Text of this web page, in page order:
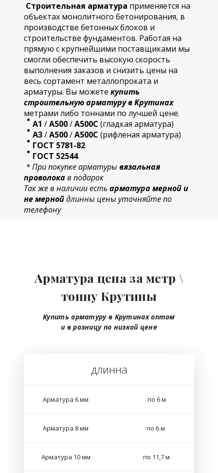
Строительная арматура применяется на
объектах монолитного бетонирования, в
производстве бетонных блоков и
строительстве фундаментов. Работая на
прямую с крупнейшими поставщиками мы
смогли обеспечить высокую скорость
выполнения заказов и снизить цены на
весь сортамент металлопроката и
арматуры. Вы можете купить
строительнуюарматуру в Крутинах
метрами либо тоннами по лучшей цене.
А1 /А500/А500С (гладкая арматура)
А3/А500/А500С (рифленая арматура)
ГОСТ 5781-82
ГОСТ 52544
* При покупке арматуры вязальная
проволокав подарок
Так же в наличии естьарматура мерной и
не мернойдлинны цены уточняйте по
телефону
Арматура цена за метр \
тонну Крутины
Купить арматуру в Крутинахоптом
и в розницу по низкой цене
длинна
Арматура 6 мм по 6 м
Арматура 8 мм по 6 м
Арматура 10 мм по 11,7 м